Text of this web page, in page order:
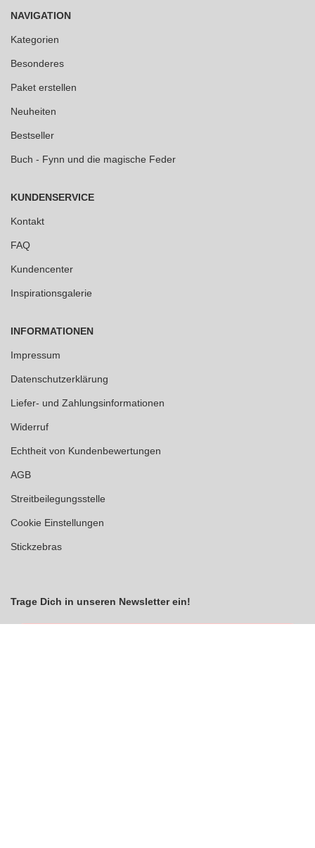
NAVIGATION
Kategorien
Besonderes
Paket erstellen
Neuheiten
Bestseller
Buch - Fynn und die magische Feder
KUNDENSERVICE
Kontakt
FAQ
Kundencenter
Inspirationsgalerie
INFORMATIONEN
Impressum
Datenschutzerklärung
Liefer- und Zahlungsinformationen
Widerruf
Echtheit von Kundenbewertungen
AGB
Streitbeilegungsstelle
Cookie Einstellungen
Stickzebras
Trage Dich in unseren Newsletter ein!